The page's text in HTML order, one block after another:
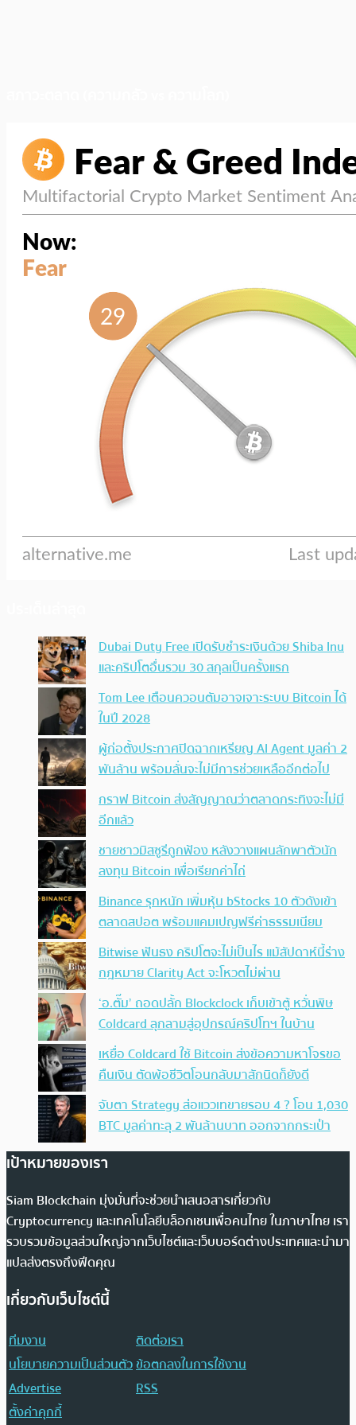
Dubai Duty Free เปิดรับชำระเงินด้วย Shiba Inu
และคริปโตอื่นรวม 30 สกุลเป็นครั้งแรก
Tom Lee เตือนควอนตัมอาจเจาะระบบ Bitcoin ได้
ในปี 2028
ผู้ก่อตั้งประกาศปิดฉากเหรียญ AI Agent มูลค่า 2
พันล้าน พร้อมลั่นจะไม่มีการช่วยเหลืออีกต่อไป
กราฟ Bitcoin ส่งสัญญาณว่าตลาดกระทิงจะไม่มี
อีกแล้ว
ชายชาวมิสซูรีถูกฟ้อง หลังวางแผนลักพาตัวนัก
ลงทุน Bitcoin เพื่อเรียกค่าไถ่
Binance รุกหนัก เพิ่มหุ้น bStocks 10 ตัวดังเข้า
ตลาดสปอต พร้อมแคมเปญฟรีค่าธรรมเนียม
Bitwise ฟันธง คริปโตจะไม่เป็นไร แม้สัปดาห์นี้ร่าง
กฎหมาย Clarity Act จะโหวตไม่ผ่าน
‘อ.ตั๊ม’ ถอดปลั้ก Blockclock เก็บเข้าตู้ หวั่นพิษ
Coldcard ลุกลามสู่อุปกรณ์คริปโทฯ ในบ้าน
เหยื่อ Coldcard ใช้ Bitcoin ส่งข้อความหาโจรขอ
คืนเงิน ตัดพ้อชีวิตโอนกลับมาสักนิดก็ยังดี
จับตา Strategy ส่อแววเทขายรอบ 4 ? โอน 1,030
BTC มูลค่าทะลุ 2 พันล้านบาท ออกจากกระเป๋า
เป้าหมายของเรา
Siam Blockchain มุ่งมั่นที่จะช่วยนำเสนอสารเกี่ยวกับ
Cryptocurrency และเทคโนโลยีบล็อกเชนเพื่อคนไทย ในภาษาไทย เรา
รวบรวมข้อมูลส่วนใหญ่จากเว็บไซต์และเว็บบอร์ดต่างประเทศและนำมา
แปลส่งตรงถึงฟีดคุณ
เกี่ยวกับเว็บไซต์นี้
ทีมงาน
ติดต่อเรา
นโยบายความเป็นส่วนตัวข้อตกลงในการใช้งาน
Advertise
RSS
ตั้งค่าคุกกี้